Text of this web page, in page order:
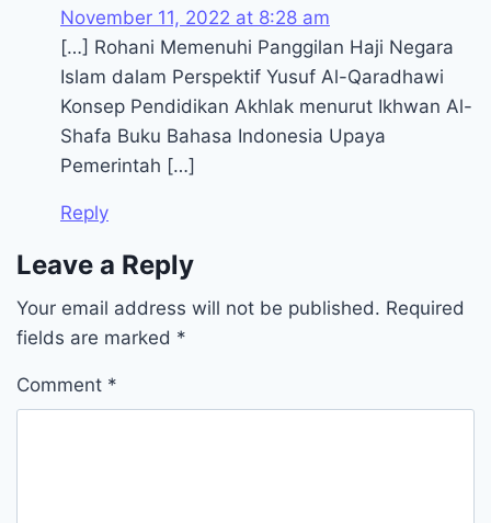
November 11, 2022 at 8:28 am
[…] Rohani Memenuhi Panggilan Haji Negara
Islam dalam Perspektif Yusuf Al-Qaradhawi
Konsep Pendidikan Akhlak menurut Ikhwan Al-
Shafa Buku Bahasa Indonesia Upaya
Pemerintah […]
Reply
Leave a Reply
Your email address will not be published. Required
fields are marked *
Comment *